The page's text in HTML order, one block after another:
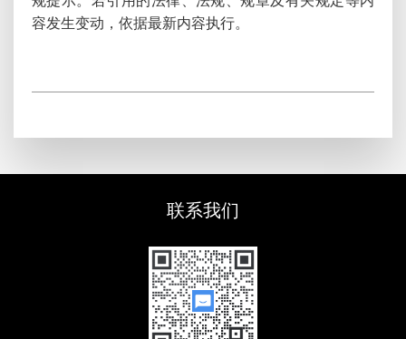
容发生变动，依据最新内容执行。
联系我们